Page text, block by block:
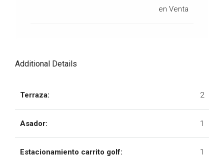
en Venta
Additional Details
Terraza: 2
Asador: 1
Estacionamiento carrito golf: 1